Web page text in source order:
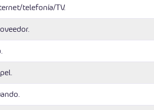
telefonía/TV.